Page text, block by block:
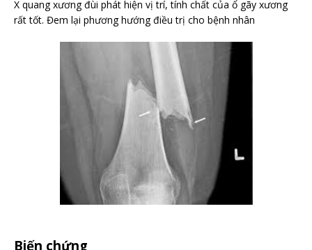
X quang xương đùi phát hiện vị trí, tính chất của ổ gãy xương
rất tốt. Đem lại phương hướng điều trị cho bệnh nhân
Biến chứng